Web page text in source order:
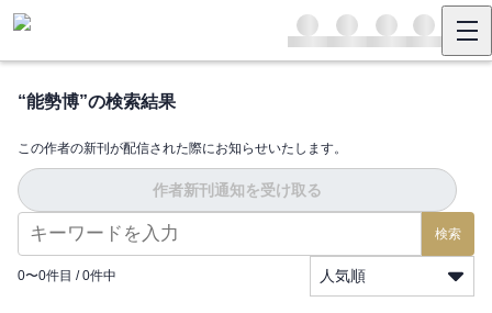
“能勢博”の検索結果
この作者の新刊が配信された際にお知らせいたします。
作者新刊通知を受け取る
検索
0〜0件目 / 0件中 人気順